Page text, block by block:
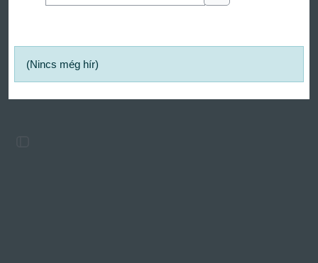
Keresés a
(Nincs még hír)